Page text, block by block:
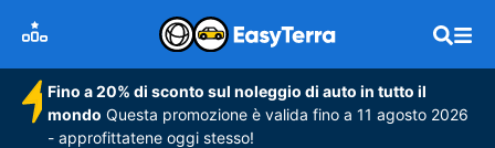
Fino a 20% di sconto sul noleggio di auto in tutto il
mondo Questa promozione è valida fino a 11 agosto 2026
- approfittatene oggi stesso!